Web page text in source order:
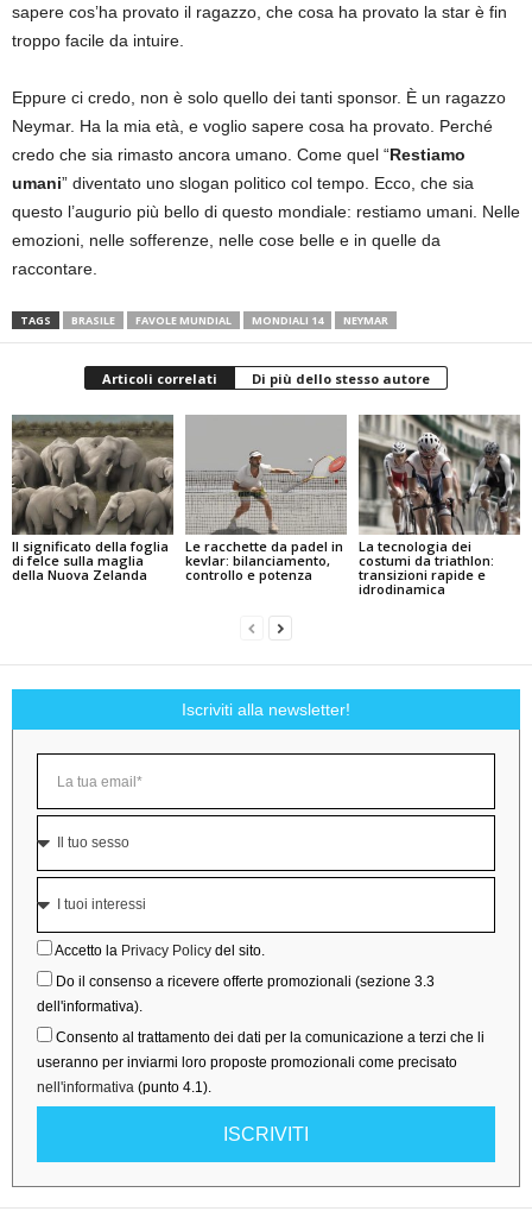
sapere cos’ha provato il ragazzo, che cosa ha provato la star è fin
troppo facile da intuire.
Eppure ci credo, non è solo quello dei tanti sponsor. È un ragazzo
Neymar. Ha la mia età, e voglio sapere cosa ha provato. Perché
credo che sia rimasto ancora umano. Come quel “Restiamo
umani” diventato uno slogan politico col tempo. Ecco, che sia
questo l’augurio più bello di questo mondiale: restiamo umani. Nelle
emozioni, nelle sofferenze, nelle cose belle e in quelle da
raccontare.
TAGS BRASILE FAVOLE MUNDIAL MONDIALI 14 NEYMAR
Articoli correlati Di più dello stesso autore
Il significato della foglia
di felce sulla maglia
della Nuova Zelanda
Le racchette da padel in
kevlar: bilanciamento,
controllo e potenza
La tecnologia dei
costumi da triathlon:
transizioni rapide e
idrodinamica
Iscriviti alla newsletter!
Accetto la Privacy Policy del sito.
Do il consenso a ricevere offerte promozionali (sezione 3.3
dell'informativa).
Consento al trattamento dei dati per la comunicazione a terzi che li
useranno per inviarmi loro proposte promozionali come precisato
nell'informativa (punto 4.1).
ISCRIVITI